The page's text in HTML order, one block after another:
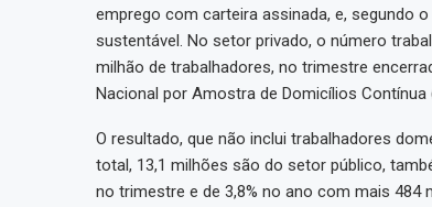
emprego com carteira assinada, e, segundo
sustentável. No setor privado, o número
milhão de trabalhadores, no trimestre
Nacional por Amostra de Domicílios Contínua
O resultado, que não inclui trabalhadores
total, 13,1 milhões são do setor público,
no trimestre e de 3,8% no ano com mais 484